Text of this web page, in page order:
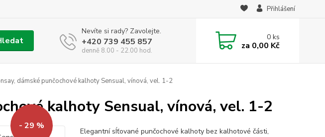
Přihlášení
Nevíte si rady? Zavolejte.
+420 739 455 857
denně 8.00 - 22.00 hod.
0ks
za 0,00 Kč
dámské punčochové kalhoty Sensual, vínová, vel. 1-2
kalhoty Sensual, vínová, vel. 1-2
- 29 %
Elegantní sÍťované punčochové kalhoty bez kalhotové části,